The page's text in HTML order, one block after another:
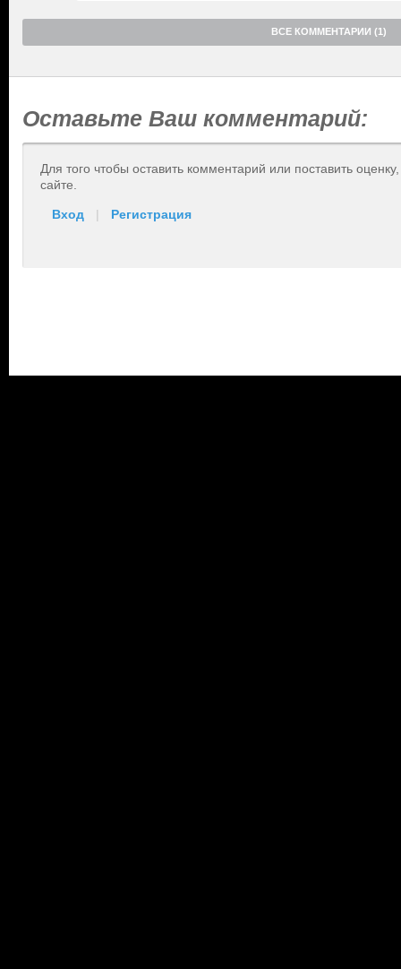
ВСЕ КОММЕНТАРИИ (1)
Оставьте Ваш комментарий:
Для того чтобы оставить комментарий или поставить
сайте.
Вход | Регистрация